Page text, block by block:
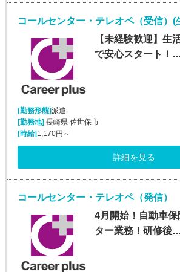
【未経験歓迎】生
で安心スタート！
[勤務形態]派遣
[勤務地] 長崎県 佐世保市
[時給] 1,170円～
詳細を見る
コールセンター・テレオペ（発信）
4月開始！自動車
ター業務！研修後